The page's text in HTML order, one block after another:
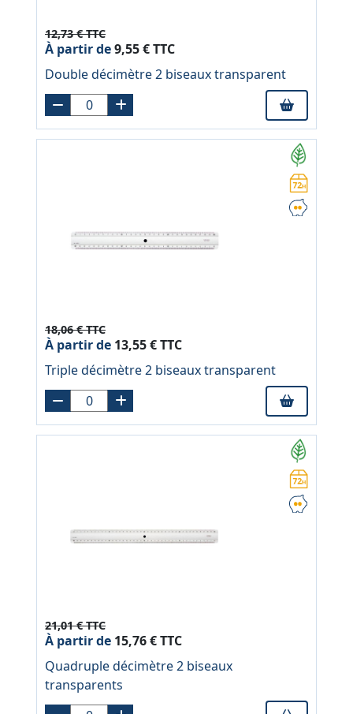
12,73 € TTC
À partir de9,55 € TTC
Double décimètre 2 biseaux transparent
18,06 € TTC
À partir de 13,55 € TTC
Triple décimètre 2 biseaux transparent
21,01 € TTC
À partir de 15,76 € TTC
Quadruple décimètre 2 biseaux
transparents